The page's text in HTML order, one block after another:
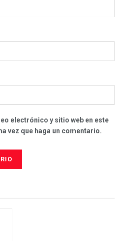
electrónico y sitio web en este
vez que haga un comentario.